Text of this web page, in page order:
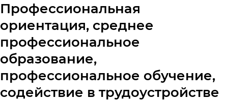
Профессиональная
ориентация, среднее
профессиональное
образование,
профессиональное обучение,
содействие в трудоустройстве